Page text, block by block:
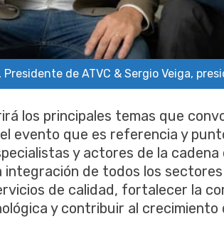
de ATVC & Sergio Veiga,
los principales temas que
evento que es referencia y
y actores de la
integración de todos los
de calidad, fortalecer la
y contribuir al crecimiento